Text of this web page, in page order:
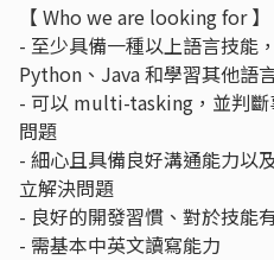
【 Who we are looking for 】
- 至少具備一種以上語言技能
Python、Java 和學習其他語
- 可以 multi-tasking，並判斷
問題
- 細心且具備良好溝通能力以
立解決問題
- 良好的開發習慣、對於技能
- 需基本中英文讀寫能力